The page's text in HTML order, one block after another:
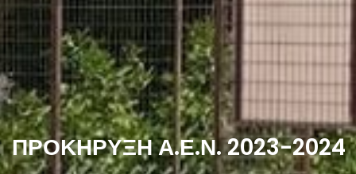
ΠΡΟΚΉΡΥΞΗ Α.Ε.Ν. 2023-2024